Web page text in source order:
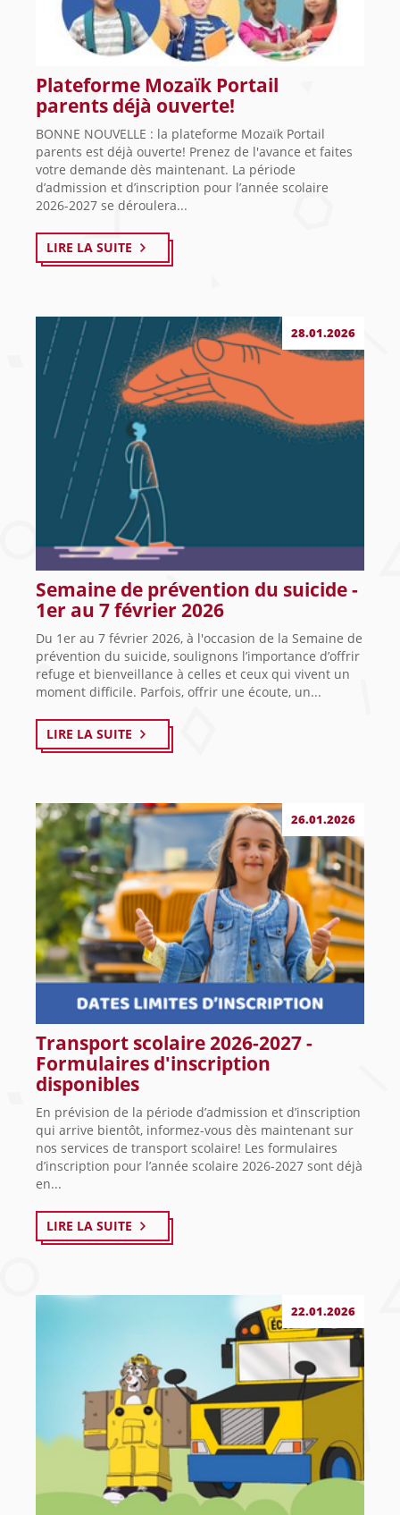
Plateforme Mozaïk Portail
parents déjà ouverte!
BONNE NOUVELLE : la plateforme Mozaïk Portail
parents est déjà ouverte! Prenez de l'avance et faites
votre demande dès maintenant. La période
d’admission et d’inscription pour l’année scolaire
2026-2027 se déroulera...
LIRE LA SUITE
28.01.2026
Semaine de prévention du suicide -
1er au 7 février 2026
Du 1er au 7 février 2026, à l'occasion de la Semaine de
prévention du suicide, soulignons l’importance d’offrir
refuge et bienveillance à celles et ceux qui vivent un
moment difficile. Parfois, offrir une écoute, un...
LIRE LA SUITE
26.01.2026
Transport scolaire 2026-2027 -
Formulaires d'inscription
disponibles
En prévision de la période d’admission et d’inscription
qui arrive bientôt, informez-vous dès maintenant sur
nos services de transport scolaire! Les formulaires
d’inscription pour l’année scolaire 2026-2027 sont déjà
en...
LIRE LA SUITE
22.01.2026